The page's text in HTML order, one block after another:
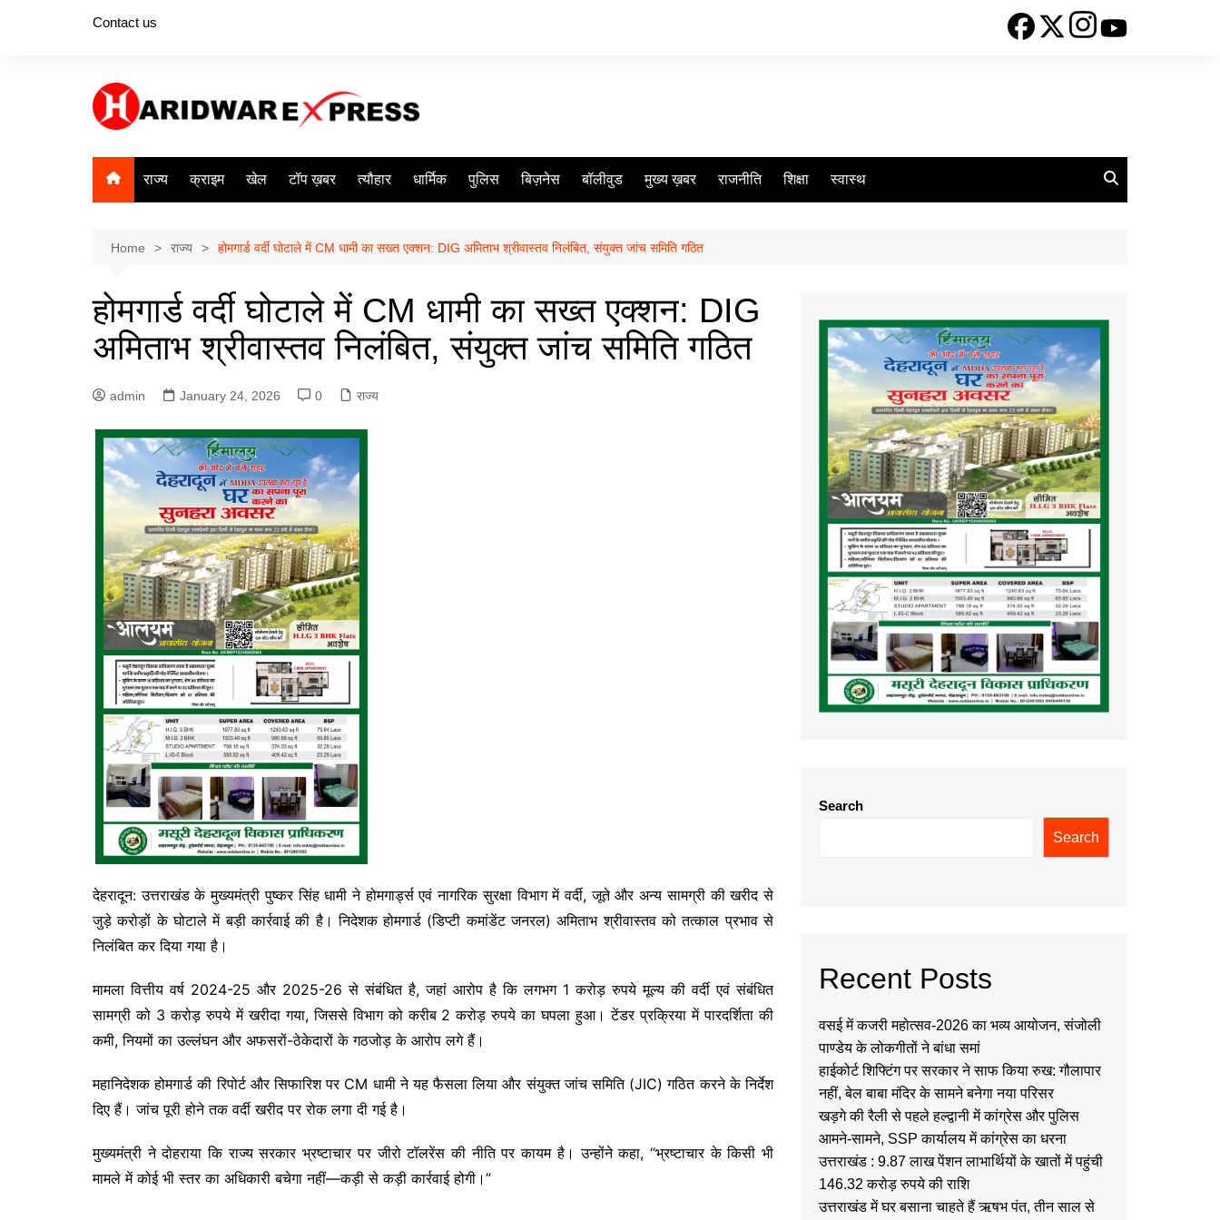
Contact us
राज्य क्राइम खेल टॉप ख़बर त्यौहार धार्मिक पुलिस बिज़नेस बॉलीवुड मुख्य ख़बर राजनीति शिक्षा स्वास्थ
Home राज्य होमगार्ड वर्दी घोटाले में CM धामी का सख्त एक्शन: DIG अमिताभ श्रीवास्तव निलंबित, संयुक्त जांच समिति गठित
होमगार्ड वर्दी घोटाले में CM धामी का सख्त एक्शन: DIG
अमिताभ श्रीवास्तव निलंबित, संयुक्त जांच समिति गठित
admin January 24, 2026 0 राज्य
देहरादून: उत्तराखंड के मुख्यमंत्री पुष्कर सिंह धामी ने होमगार्ड्स एवं नागरिक सुरक्षा विभाग में वर्दी, जूते और अन्य सामग्री की खरीद से
जुड़े करोड़ों के घोटाले में बड़ी कार्रवाई की है। निदेशक होमगार्ड (डिप्टी कमांडेंट जनरल) अमिताभ श्रीवास्तव को तत्काल प्रभाव से
निलंबित कर दिया गया है।
मामला वित्तीय वर्ष 2024-25 और 2025-26 से संबंधित है, जहां आरोप है कि लगभग 1 करोड़ रुपये मूल्य की वर्दी एवं संबंधित
सामग्री को 3 करोड़ रुपये में खरीदा गया, जिससे विभाग को करीब 2 करोड़ रुपये का घपला हुआ। टेंडर प्रक्रिया में पारदर्शिता की
कमी, नियमों का उल्लंघन और अफसरों-ठेकेदारों के गठजोड़ के आरोप लगे हैं।
महानिदेशक होमगार्ड की रिपोर्ट और सिफारिश पर CM धामी ने यह फैसला लिया और संयुक्त जांच समिति (JIC) गठित करने के निर्देश
दिए हैं। जांच पूरी होने तक वर्दी खरीद पर रोक लगा दी गई है।
मुख्यमंत्री ने दोहराया कि राज्य सरकार भ्रष्टाचार पर जीरो टॉलरेंस की नीति पर कायम है। उन्होंने कहा, “भ्रष्टाचार के किसी भी
मामले में कोई भी स्तर का अधिकारी बचेगा नहीं—कड़ी से कड़ी कार्रवाई होगी।”
Search
Search
Recent Posts
वसई में कजरी महोत्सव-2026 का भव्य आयोजन, संजोली
पाण्डेय के लोकगीतों ने बांधा समां
हाईकोर्ट शिफ्टिंग पर सरकार ने साफ किया रुख: गौलापार
नहीं, बेल बाबा मंदिर के सामने बनेगा नया परिसर
खड़गे की रैली से पहले हल्द्वानी में कांग्रेस और पुलिस
आमने-सामने, SSP कार्यालय में कांग्रेस का धरना
उत्तराखंड : 9.87 लाख पेंशन लाभार्थियों के खातों में पहुंची
146.32 करोड़ रुपये की राशि
उत्तराखंड में घर बसाना चाहते हैं ऋषभ पंत, तीन साल से